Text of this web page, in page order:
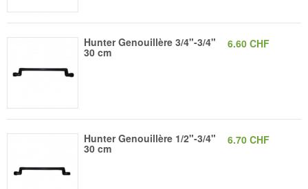
Hunter Genouillère 3/4"-3/4"
30 cm
6.60 CHF
Hunter Genouillère 1/2"-3/4"
30 cm
6.70 CHF